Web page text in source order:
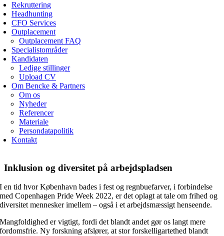
Rekruttering
Headhunting
CFO Services
Outplacement
Outplacement FAQ
Specialistområder
Kandidaten
Ledige stillinger
Upload CV
Om Bencke & Partners
Om os
Nyheder
Referencer
Materiale
Persondatapolitik
Kontakt
Inklusion og diversitet på arbejdspladsen
I en tid hvor København bades i fest og regnbuefarver, i forbindelse
med Copenhagen Pride Week 2022, er det oplagt at tale om frihed og
diversitet mennesker imellem – også i et arbejdsmæssigt henseende.
Mangfoldighed er vigtigt, fordi det blandt andet gør os langt mere
fordomsfrie. Ny forskning afslører, at stor forskelligartethed blandt